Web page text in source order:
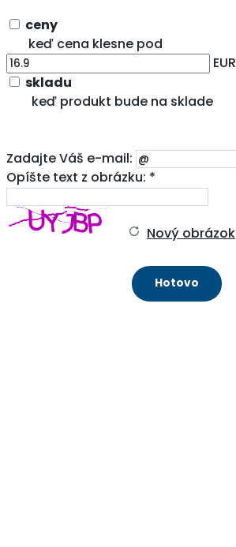
ceny
keď cena klesne pod
EUR
skladu
keď produkt bude na sklade
Zadajte Váš e-mail:
Opíšte text z obrázku: *
Nový obrázok